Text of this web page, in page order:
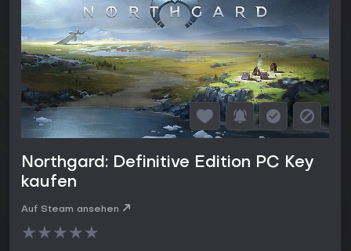
Northgard: Definitive Edition PC Key
kaufen
Auf Steam ansehen
★★★★★